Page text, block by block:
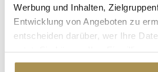
Werbung und Inhalten,
Entwicklung von Angeboten zu
entscheiden darüber, wer Ihre
Cookie-Erklärung oder durch